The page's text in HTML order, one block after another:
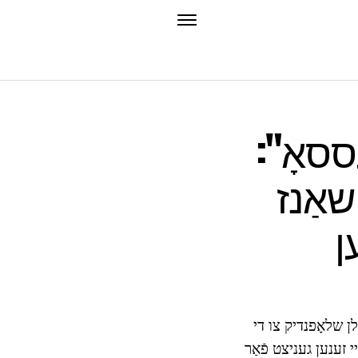
שלאָפנדיק צו די
זענען געניצט פֿאַר